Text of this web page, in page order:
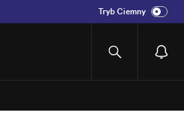
Tryb Ciemny